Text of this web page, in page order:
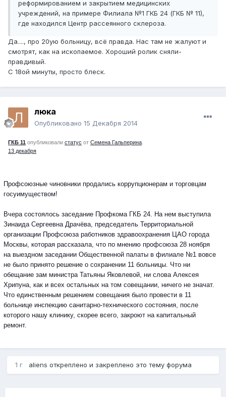
реформированием и закрытием медицинских
учреждений, на примере Филиала №1 ГКБ 24 (ГКБ № 11),
где находился Центр рассеянного склероза.
Да...., про 20ую больницу, всё правда. Нас там не жалуют и
смотрят, как на ископаемое. Хороший ролик сняли-
правдивый.
С 18ой минуты, просто блеск.
люка
Опубликовано 15 Декабря 2014
ГКБ 11 опубликовали статус от Семена Гальперина
13 декабря
Профсоюзные чиновники продались коррупционерам и торговцам
госуимуществом!
Вчера состоялось заседание Профкома ГКБ 24. На нем выступила
Зинаида Сергеевна Драчёва, председатель Территориальной
организации Профсоюза работников здравоохранения ЦАО города
Москвы, которая рассказала, что по мнению профсоюза 28 ноября
на выездном заседании Общественной палаты в филиале №1 вовсе
не было принято решение о сохранении 11 больницы. Что ни
обещание зам министра Татьяны Яковлевой, ни слова Алексея
Хрипуна, как и всех остальных на том совещании, ничего не значат.
Что единственным решением совещания было провести в 11
больнице инспекцию санитарно-технического состояния, после
которого нашу клинику, скорее всего, закроют на капитальный
ремонт.
1 г aliens откреплено и закреплено это тему форума